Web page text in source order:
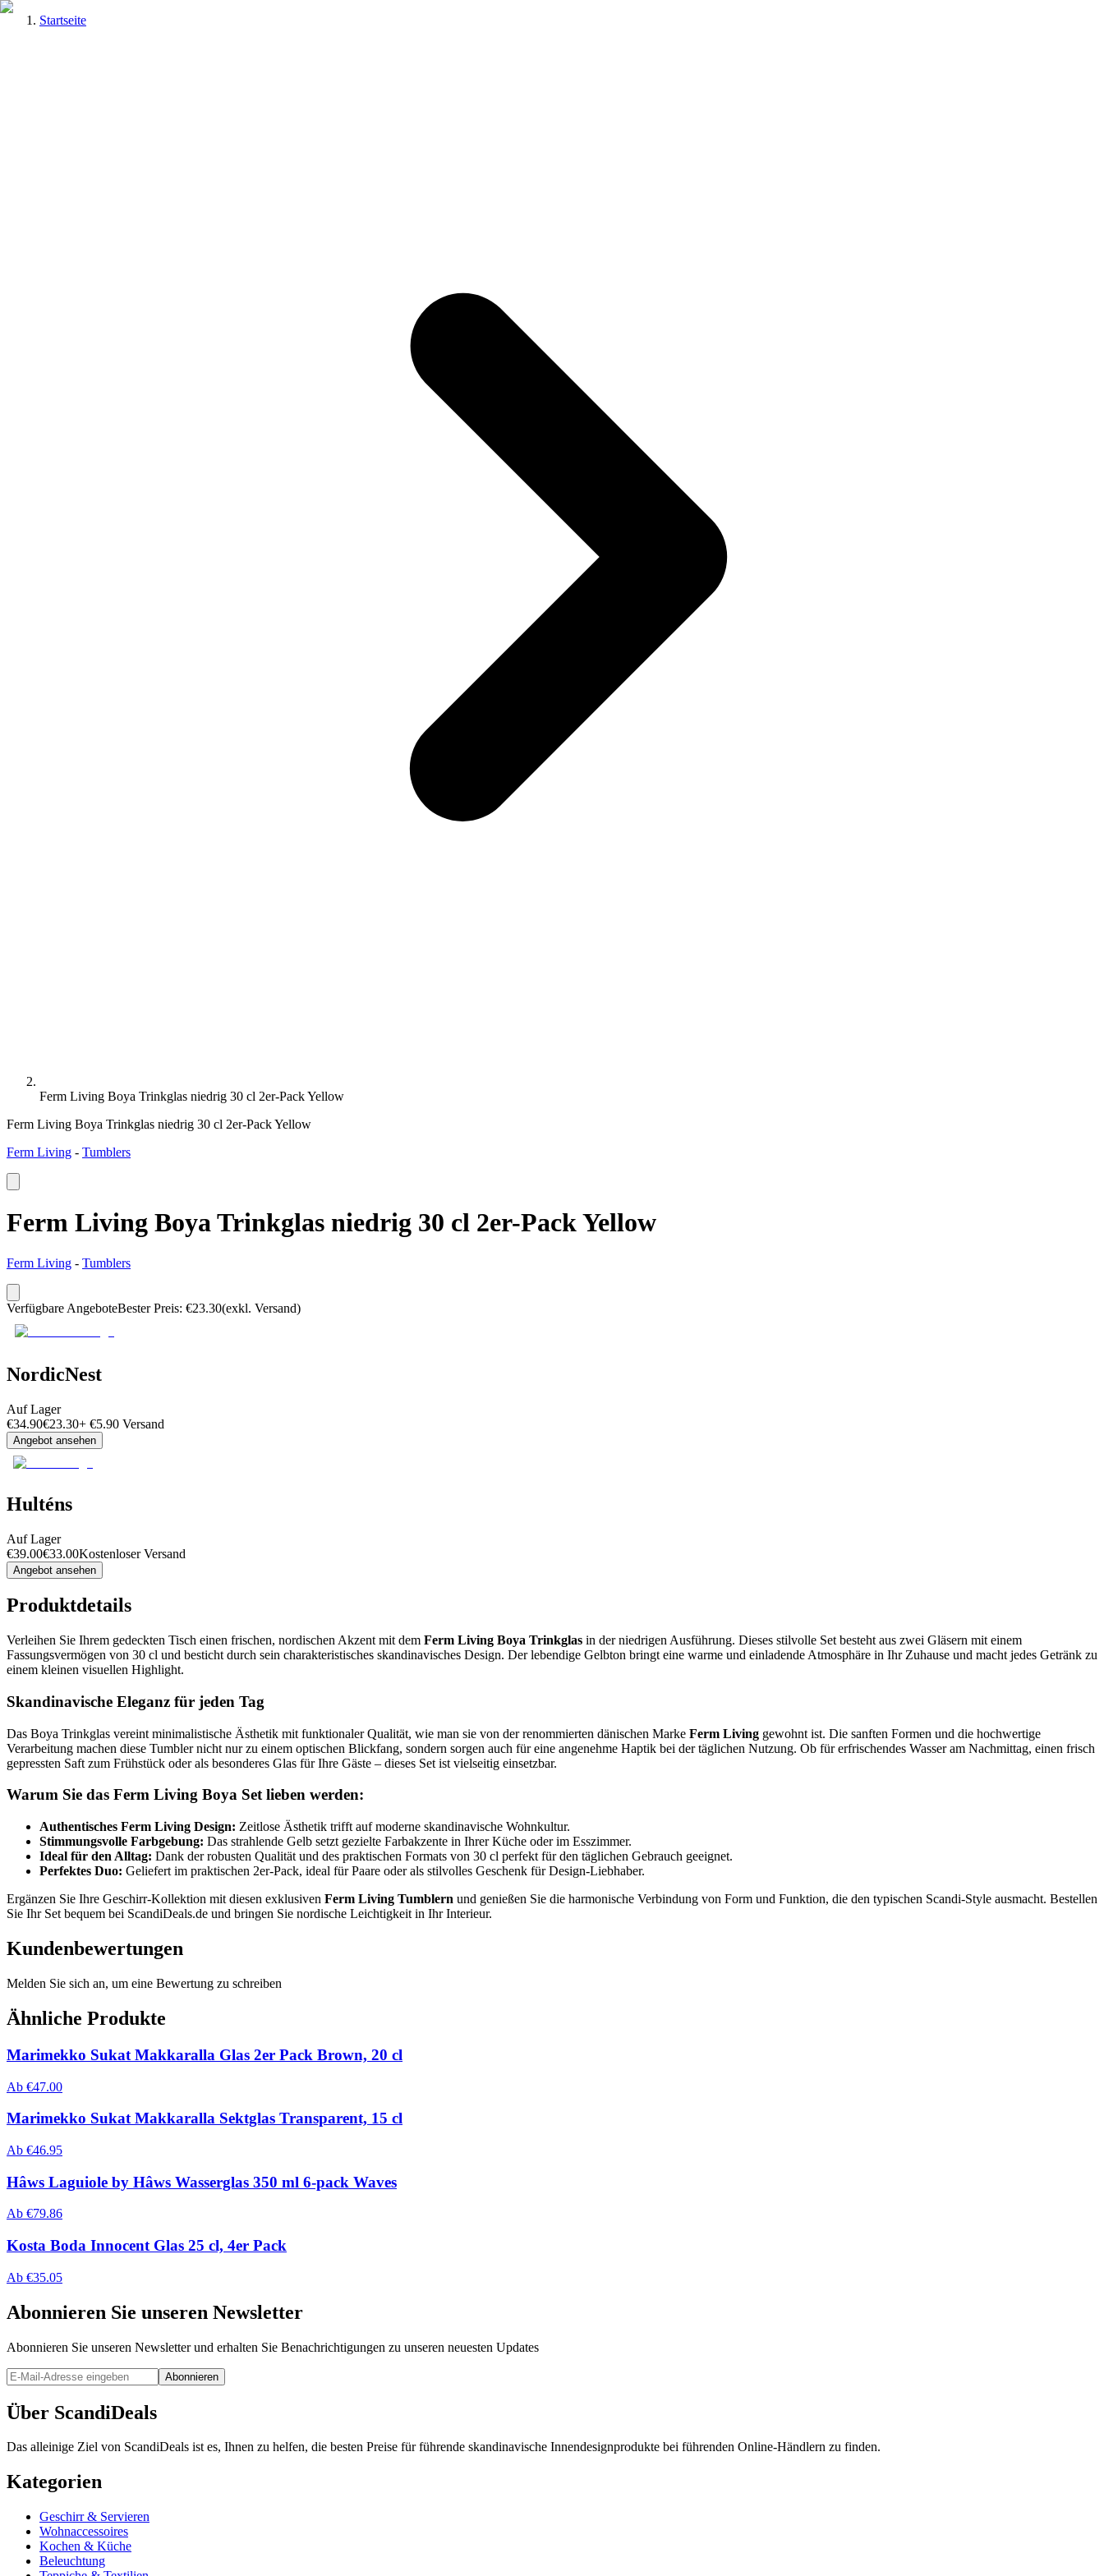
Startseite
Ferm Living Boya Trinkglas niedrig 30 cl 2er-Pack Yellow
Ferm Living Boya Trinkglas niedrig 30 cl 2er-Pack Yellow
Ferm Living - Tumblers
Ferm Living Boya Trinkglas niedrig 30 cl 2er-Pack Yellow
Ferm Living - Tumblers
Verfügbare AngeboteBester Preis: €23.30(exkl. Versand)
NordicNest
Auf Lager
€34.90€23.30+ €5.90 Versand
Angebot ansehen
Hulténs
Auf Lager
€39.00€33.00Kostenloser Versand
Angebot ansehen
Produktdetails
Verleihen Sie Ihrem gedeckten Tisch einen frischen, nordischen Akzent mit dem Ferm Living Boya Trinkglas in der niedrigen Ausführung. Dieses stilvolle Set besteht aus zwei Gläsern mit einem
Fassungsvermögen von 30 cl und besticht durch sein charakteristisches skandinavisches Design. Der lebendige Gelbton bringt eine warme und einladende Atmosphäre in Ihr Zuhause und macht jedes Getränk zu
einem kleinen visuellen Highlight.
Skandinavische Eleganz für jeden Tag
Das Boya Trinkglas vereint minimalistische Ästhetik mit funktionaler Qualität, wie man sie von der renommierten dänischen Marke Ferm Living gewohnt ist. Die sanften Formen und die hochwertige
Verarbeitung machen diese Tumbler nicht nur zu einem optischen Blickfang, sondern sorgen auch für eine angenehme Haptik bei der täglichen Nutzung. Ob für erfrischendes Wasser am Nachmittag, einen frisch
gepressten Saft zum Frühstück oder als besonderes Glas für Ihre Gäste – dieses Set ist vielseitig einsetzbar.
Warum Sie das Ferm Living Boya Set lieben werden:
Authentisches Ferm Living Design: Zeitlose Ästhetik trifft auf moderne skandinavische Wohnkultur.
Stimmungsvolle Farbgebung: Das strahlende Gelb setzt gezielte Farbakzente in Ihrer Küche oder im Esszimmer.
Ideal für den Alltag: Dank der robusten Qualität und des praktischen Formats von 30 cl perfekt für den täglichen Gebrauch geeignet.
Perfektes Duo: Geliefert im praktischen 2er-Pack, ideal für Paare oder als stilvolles Geschenk für Design-Liebhaber.
Ergänzen Sie Ihre Geschirr-Kollektion mit diesen exklusiven Ferm Living Tumblern und genießen Sie die harmonische Verbindung von Form und Funktion, die den typischen Scandi-Style ausmacht. Bestellen
Sie Ihr Set bequem bei ScandiDeals.de und bringen Sie nordische Leichtigkeit in Ihr Interieur.
Kundenbewertungen
Melden Sie sich an, um eine Bewertung zu schreiben
Ähnliche Produkte
Marimekko Sukat Makkaralla Glas 2er Pack Brown, 20 cl
Ab €47.00
Marimekko Sukat Makkaralla Sektglas Transparent, 15 cl
Ab €46.95
Hâws Laguiole by Hâws Wasserglas 350 ml 6-pack Waves
Ab €79.86
Kosta Boda Innocent Glas 25 cl, 4er Pack
Ab €35.05
Abonnieren Sie unseren Newsletter
Abonnieren Sie unseren Newsletter und erhalten Sie Benachrichtigungen zu unseren neuesten Updates
Abonnieren
Über ScandiDeals
Das alleinige Ziel von ScandiDeals ist es, Ihnen zu helfen, die besten Preise für führende skandinavische Innendesignprodukte bei führenden Online-Händlern zu finden.
Kategorien
Geschirr & Servieren
Wohnaccessoires
Kochen & Küche
Beleuchtung